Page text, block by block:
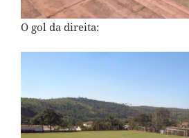
O gol da direita: